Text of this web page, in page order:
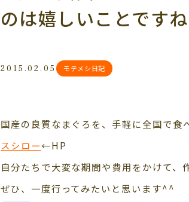
のは嬉しいことです
2015.02.05 モテメシ日記
国産の良質なまぐろを、手軽に全国で
スシロー←HP
自分たちで大変な期間や費用をかけて、
ぜひ、一度行ってみたいと思います^^